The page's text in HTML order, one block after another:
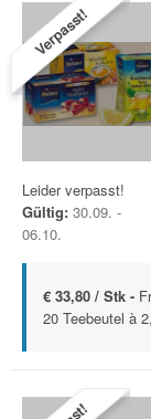
Verpasst!
Leider verpasst!
Gültig: 30.09. -
06.10.
€ 33,80 / Stk -
20 Teebeutel à